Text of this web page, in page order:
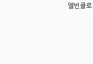
엘빈클